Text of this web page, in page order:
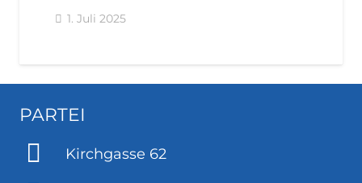
1. Juli 2025
PARTEI
Kirchgasse 62